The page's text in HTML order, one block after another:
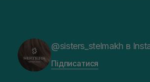
@sisters_stelmakh в
Підписатися